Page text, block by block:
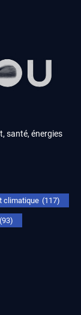
santé, énergies
climatique (117)
(93)